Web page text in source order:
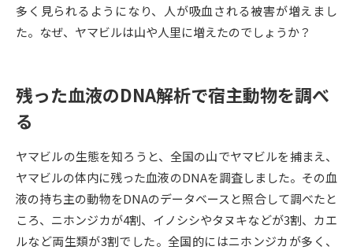
新増設大学・学部・学科特集
国際・グローバルに強い大学特
集
デジタルパンフレット 進路の３択
（高3生用）
（高2生用）
SELFBRAND特集ページ
オープンキャンパスなどを調べる
多く見られるようになり、人が吸血される被害が増えまし
た。なぜ、ヤマビルは山や人里に増えたのでしょうか？
残った血液のDNA解析で宿主動物を調べ
る
ヤマビルの生態を知ろうと、全国の山でヤマビルを捕まえ、
ヤマビルの体内に残った血液のDNAを調査しました。その血
液の持ち主の動物をDNAのデータベースと照合して調べたと
ころ、ニホンジカが4割、イノシシやタヌキなどが3割、カエ
ルなど両生類が3割でした。全国的にはニホンジカが多く、